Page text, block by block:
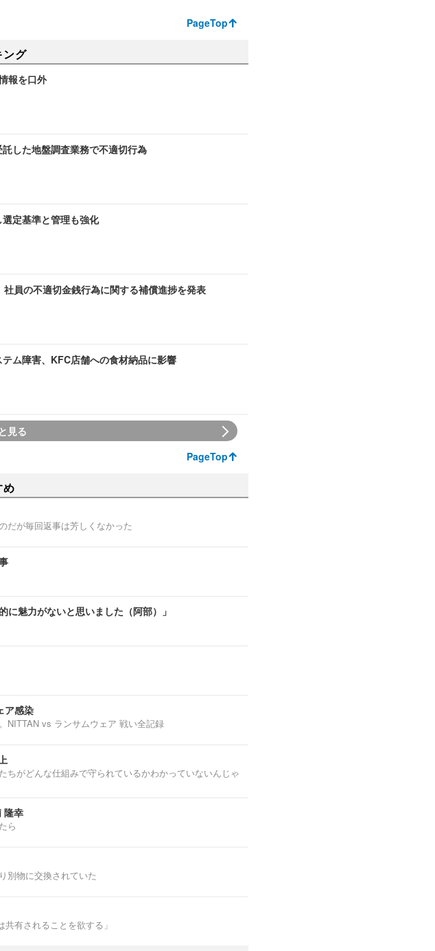
PageTop
ング
報を口外
した地盤調査業務で不適切行為
定基準と管理も強化
員の不適切金銭行為に関する補償進捗を発表
ム障害、KFC店舗への食材納品に影響
見る
PageTop
め
だが毎回返事は芳しくなかった
に魅力がないと思いました（阿部）」
ア感染
NITTAN vs ランサムウェア 戦い全記録
がどんな仕組みで守られているかわかっていないんじゃ
隆幸
ら
別物に交換されていた
有されることを欲する」